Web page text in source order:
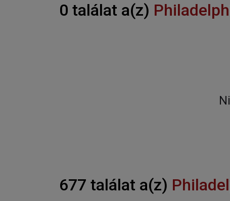
0 találat a(z)
677 találat a(z)